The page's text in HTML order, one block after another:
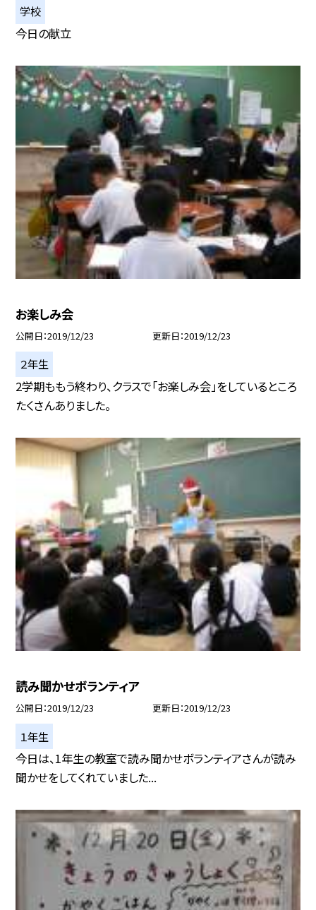
学校
今日の献立
お楽しみ会
公開日 2019/12/23 更新日 2019/12/23
２年生
2学期ももう終わり、クラスで「お楽しみ会」をしているところ
たくさんありました。
読み聞かせボランティア
公開日 2019/12/23 更新日 2019/12/23
１年生
今日は、1年生の教室で読み聞かせボランティアさんが読み
聞かせをしてくれていました...